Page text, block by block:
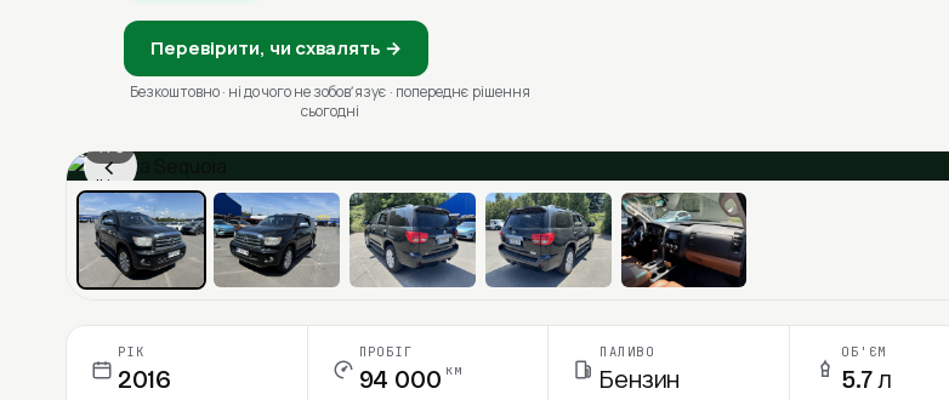
Перевірити, чи схвалять →
Безкоштовно · ні до чого не зобовʼязує · попереднє рішення
сьогодні
‹
1 / 6
Ціна в місяць
РІК
2016
ПРОБІГ
94 000 км
ПАЛИВО
Бензин
ОБ'ЄМ
5.7 л